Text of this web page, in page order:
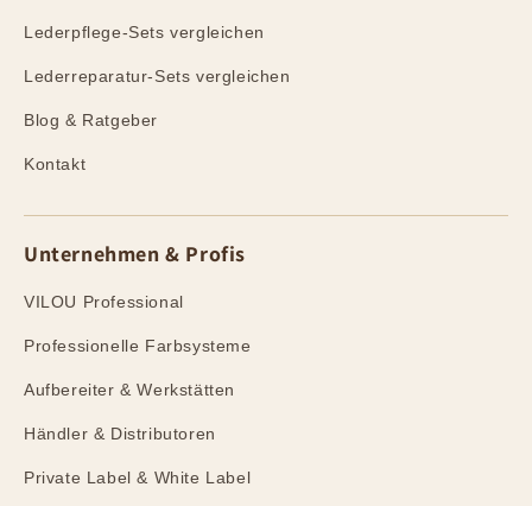
Lederpflege-Sets vergleichen
Lederreparatur-Sets vergleichen
Blog & Ratgeber
Kontakt
Unternehmen & Profis
VILOU Professional
Professionelle Farbsysteme
Aufbereiter & Werkstätten
Händler & Distributoren
Private Label & White Label